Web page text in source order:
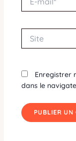
mail*
Enregistrer
dans le